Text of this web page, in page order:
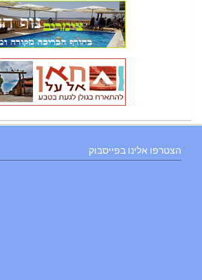
הצטרפו אלינו בפייסבוק